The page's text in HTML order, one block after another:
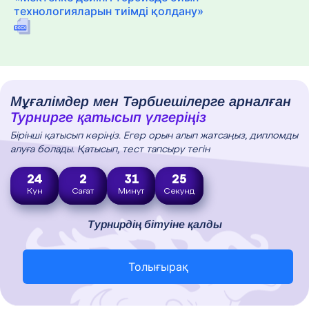
технологияларын тиімді қолдану»
Мұғалімдер мен Тәрбиешілерге арналған
Турнирге қатысып үлгеріңіз
Бірінші қатысып көріңіз. Егер орын алып жатсаңыз, дипломды
алуға болады. Қатысып, тест тапсыру тегін
24
Күн
2
Сағат
31
Минут
24
Секунд
Турнирдің бітуіне қалды
Толығырақ